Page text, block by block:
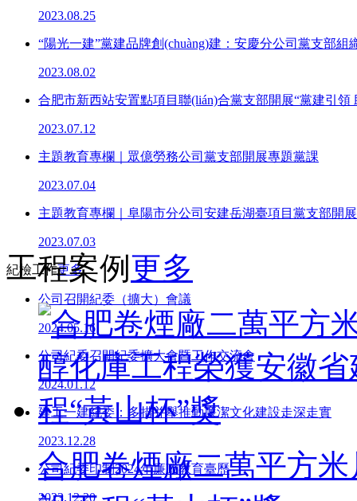
2023.08.25
“陽光一建”黨建品牌創(chuàng)建：安慶分公司黨支部
2023.08.02
合肥市新西站安置點項目聯(lián)合黨支部開展“黨建引領
2023.07.12
主題教育專欄｜眾億勞務公司黨支部開展專題黨課
2023.07.04
主題教育專欄｜阜陽市分公司安建岳湖臺項目黨支部開展
2023.07.03
紀檢工作更多
公司召開紀委（擴大）會議
2024.05.16
公司紀委召開紀委擴大會暨工作交流會
2024.01.12
建工一建紀委：多措并舉推動廉潔文化建設走深走實
2023.12.28
公司紀委印制2024年廉政教育臺歷
2023.12.20
工程案例 更多
合肥卷煙廠二萬平方